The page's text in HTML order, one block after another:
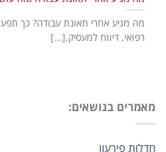
מאמרים בנושאים:
חדלות פירעון
מה מגיע אחרי תאונת עבודה? כך
רפואי, דיווח למעסיק,[...]